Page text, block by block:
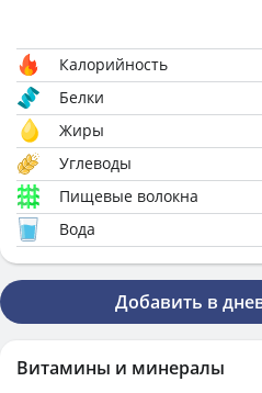
Калорийность
Белки
Жиры
Углеводы
Пищевые волокна
Вода
Добавить в
Витамины и минералы